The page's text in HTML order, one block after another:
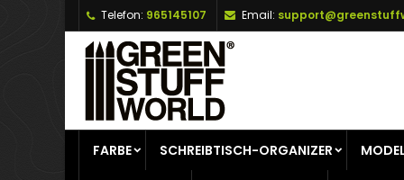
Telefon: 965145107 Email:
FARBE SCHREIBTISCH-ORGANIZER